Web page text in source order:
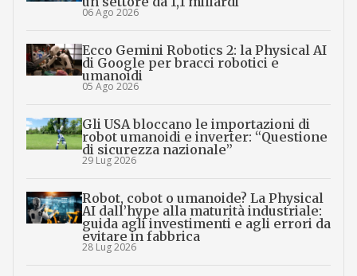
06 Ago 2026
Ecco Gemini Robotics 2: la Physical AI
di Google per bracci robotici e
umanoidi
05 Ago 2026
Gli USA bloccano le importazioni di
robot umanoidi e inverter: “Questione
di sicurezza nazionale”
29 Lug 2026
Robot, cobot o umanoide? La Physical
AI dall’hype alla maturità industriale:
guida agli investimenti e agli errori da
evitare in fabbrica
28 Lug 2026